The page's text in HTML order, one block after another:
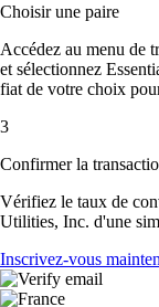
Choisir une paire
Accédez au menu de
et sélectionnez
fiat de votre choix
3
Confirmer la
Vérifiez le taux de
Utilities, Inc. d'une
Inscrivez-vous